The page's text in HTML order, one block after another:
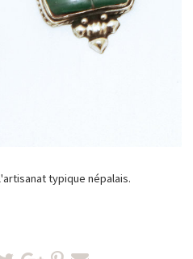
typique népalais.